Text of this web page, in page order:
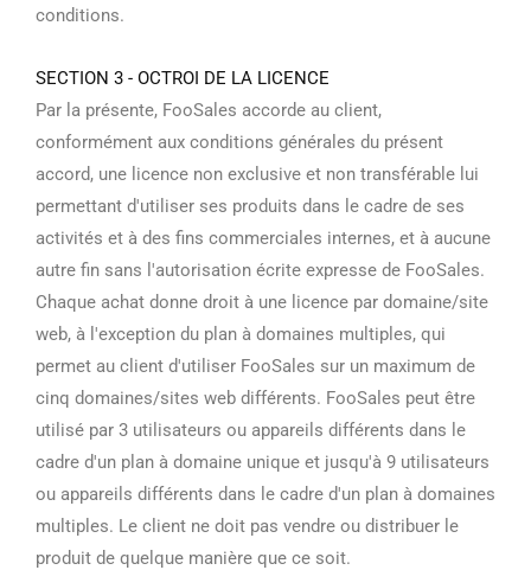
conditions.
SECTION 3 - OCTROI DE LA LICENCE
Par la présente, FooSales accorde au client,
conformément aux conditions générales du présent
accord, une licence non exclusive et non transférable lui
permettant d'utiliser ses produits dans le cadre de ses
activités et à des fins commerciales internes, et à aucune
autre fin sans l'autorisation écrite expresse de FooSales.
Chaque achat donne droit à une licence par domaine/site
web, à l'exception du plan à domaines multiples, qui
permet au client d'utiliser FooSales sur un maximum de
cinq domaines/sites web différents. FooSales peut être
utilisé par 3 utilisateurs ou appareils différents dans le
cadre d'un plan à domaine unique et jusqu'à 9 utilisateurs
ou appareils différents dans le cadre d'un plan à domaines
multiples. Le client ne doit pas vendre ou distribuer le
produit de quelque manière que ce soit.